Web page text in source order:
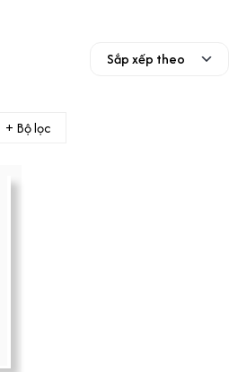
+ Bộ lọc